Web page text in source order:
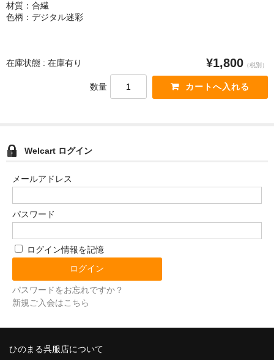
材質：合繊
色柄：デジタル迷彩
在庫状態 : 在庫有り ¥1,800 （税別）
数量
Welcart ログイン
メールアドレス
パスワード
ログイン情報を記憶
パスワードをお忘れですか？
新規ご入会はこちら
ひのまる呉服店について